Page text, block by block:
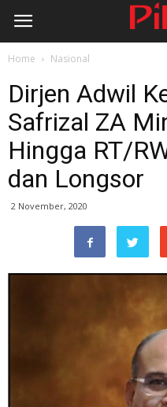
Home Nasional
Dirjen Adwil
Safrizal ZA
Hingga RT/
dan Longsor
2 November, 2020